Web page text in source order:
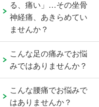
る、痛い」…その坐骨
神経痛、あきらめてい
ませんか？
こんな足の痛みでお悩
みではありませんか？
こんな腰痛でお悩みで
はありませんか？